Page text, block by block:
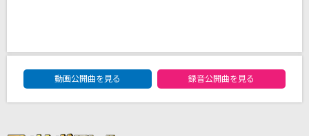
ふたつの唇
DAM★ともボーカルエントリーランキング
動画公開曲を見る
録音公開曲を見る